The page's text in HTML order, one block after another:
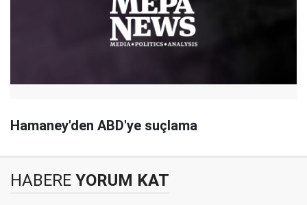
Hamaney'den ABD'ye suçlama
HABERE YORUM KAT